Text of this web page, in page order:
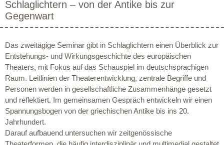
Schlaglichtern – von der Antike bis zur
Gegenwart
Das zweitägige Seminar gibt in Schlaglichtern einen Überblick zur
Entstehungs- und Wirkungsgeschichte des europäischen
Theaters, mit Fokus auf das Schauspiel im deutschsprachigen
Raum. Leitlinien der Theaterentwicklung, zentrale Begriffe und
Personen werden in gesellschaftliche Zusammenhänge gesetzt
und reflektiert. Im gemeinsamen Gespräch entwickeln wir einen
Spannungsbogen von der griechischen Antike bis ins 20.
Jahrhundert.
Darauf aufbauend untersuchen wir zeitgenössische